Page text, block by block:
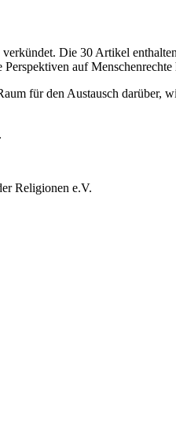
Die 30 Artikel
auf
für den Austausch darüber,
Religionen e.V.